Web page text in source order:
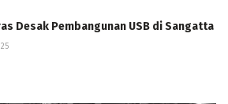
Desak Pembangunan USB di Sangatta